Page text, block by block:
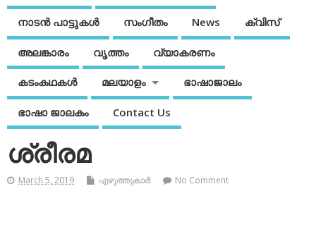
നാടന്‍ പാട്ടുകള്‍ സംഗീതം News ക്വിസ്
അലങ്കാരം വൃത്തം വ്യാകരണം
കടംകഥകള്‍ മലയാളം ഭാഷാജാലം
ഭാഷാ ജാലകം Contact Us
ശ്രീരമ
March 5, 2019 എഴുത്തുകാര്‍ No Comment